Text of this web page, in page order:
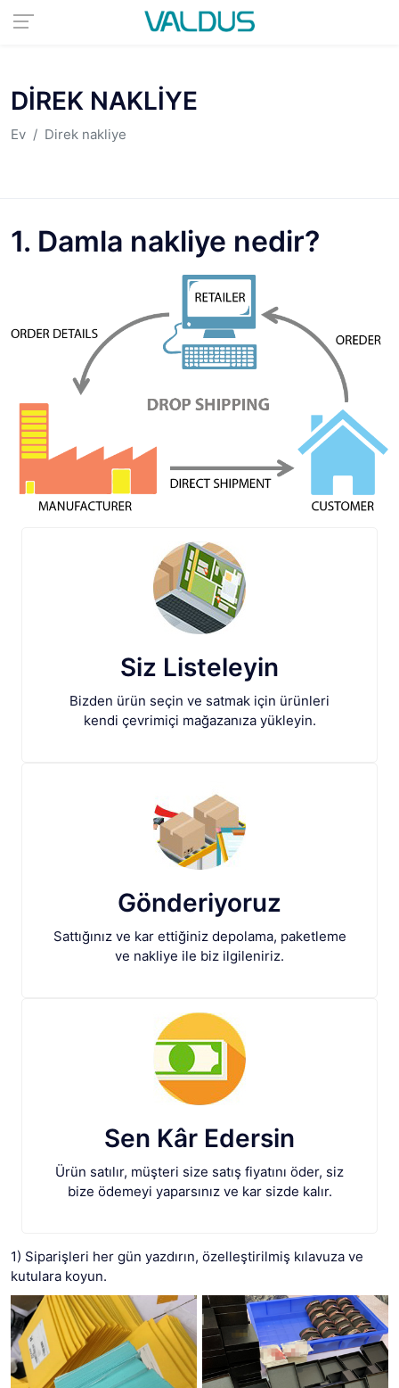
DIREK NAKLIYE
Ev Direk nakliye
1. Damla nakliye nedir?
Siz Listeleyin
Bizden ürün seçin ve satmak için ürünleri
kendi çevrimiçi mağazanıza yükleyin.
Gönderiyoruz
Sattığınız ve kar ettiğiniz depolama, paketleme
ve nakliye ile biz ilgileniriz.
Sen Kâr Edersin
Ürün satılır, müşteri size satış fiyatını öder, siz
bize ödemeyi yaparsınız ve kar sizde kalır.
1) Siparişleri her gün yazdırın, özelleştirilmiş kılavuza ve
kutulara koyun.